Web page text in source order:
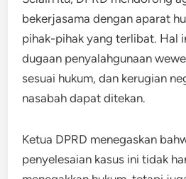
bekerjasama dengan aparat
pihak-pihak yang terlibat. Hal
dugaan penyalahgunaan
sesuai hukum, dan kerugian
nasabah dapat ditekan.
Ketua DPRD menegaskan
penyelesaian kasus ini tidak